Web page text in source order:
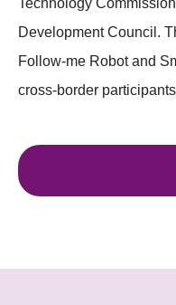
Development Council.
Follow-me Robot and
cross-border